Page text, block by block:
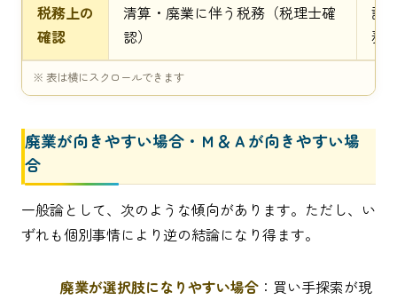
税務上の
確認
清算・廃業に伴う税務（税理士確
認）
譲
務
廃業が向きやすい場合・Ｍ＆Ａが向きやすい場
合
一般論として、次のような傾向があります。ただし、い
ずれも個別事情により逆の結論になり得ます。
廃業が選択肢になりやすい場合 ：買い手探索が現